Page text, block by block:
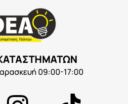
09:00-17:00